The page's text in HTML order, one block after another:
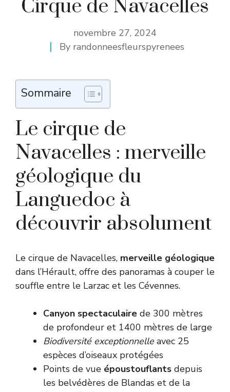
Cirque de Navacelles
novembre 27, 2024
By randonneesfleurspyrenees
Sommaire
Le cirque de
Navacelles : merveille
géologique du
Languedoc à
découvrir absolument
Le cirque de Navacelles, merveille géologique
dans l’Hérault, offre des panoramas à couper le
souffle entre le Larzac et les Cévennes.
Canyon spectaculaire de 300 mètres
de profondeur et 1400 mètres de large
Biodiversité exceptionnelleavec 25
espèces d’oiseaux protégées
Points de vue époustouflants depuis
les belvédères de Blandas et de la